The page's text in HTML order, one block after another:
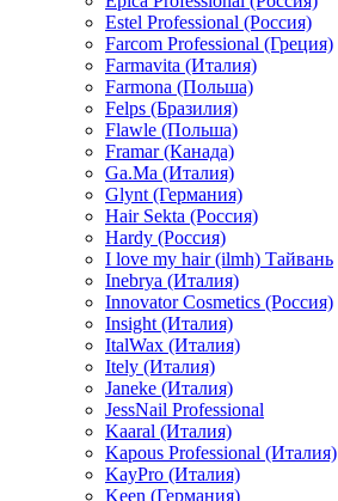
Estel Professional (Россия)
Farcom Professional (Греция)
Farmavita (Италия)
Farmona (Польша)
Felps (Бразилия)
Flawle (Польша)
Framar (Канада)
Ga.Ma (Италия)
Glynt (Германия)
Hair Sekta (Россия)
Hardy (Россия)
I love my hair (ilmh) Тайвань
Inebrya (Италия)
Innovator Cosmetics (Россия)
Insight (Италия)
ItalWax (Италия)
Itely (Италия)
Janeke (Италия)
JessNail Professional
Kaaral (Италия)
Kapous Professional (Италия)
KayPro (Италия)
Keen (Германия)